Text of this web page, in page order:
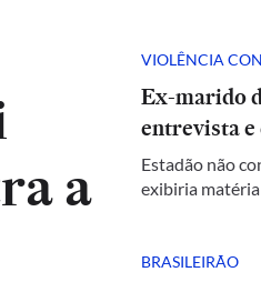
a
VIOLÊNCIA
Ex-marido
entrevista
Estadão não
exibiria matéria
BRASILEIRÃO